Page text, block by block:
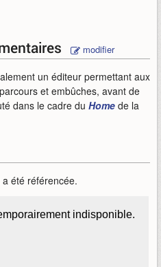
modifier
un éditeur permettant aux
et embûches, avant de
dans le cadre du Home de la
a été référencée.